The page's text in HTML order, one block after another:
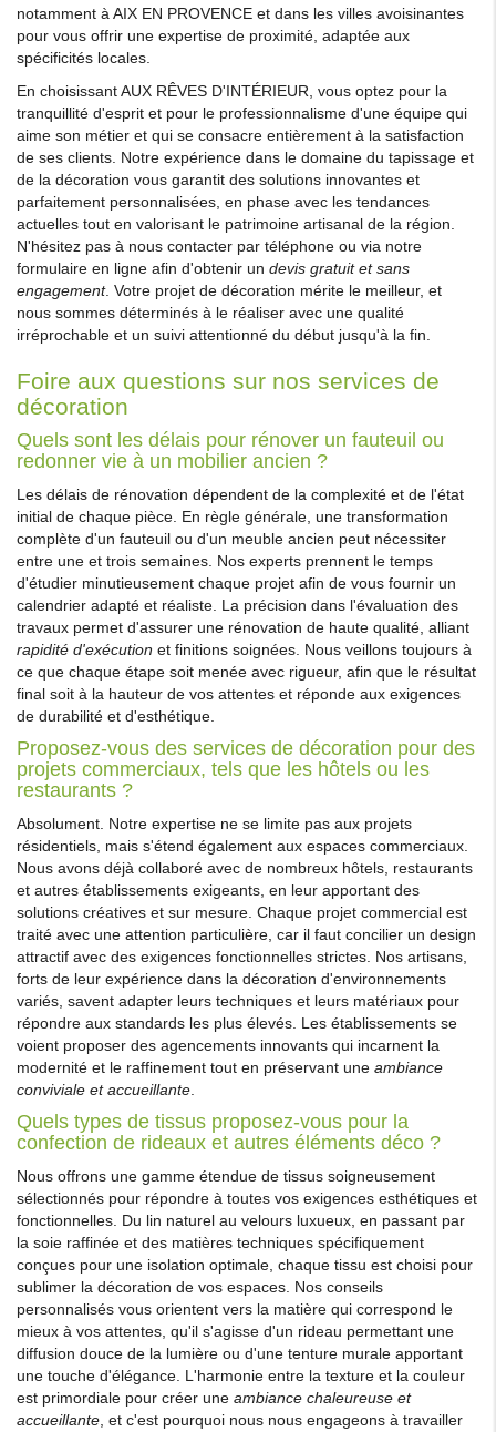
notamment à AIX EN PROVENCE et dans les villes avoisinantes
pour vous offrir une expertise de proximité, adaptée aux
spécificités locales.
En choisissant AUX RÊVES D'INTÉRIEUR, vous optez pour la
tranquillité d'esprit et pour le professionnalisme d'une équipe qui
aime son métier et qui se consacre entièrement à la satisfaction
de ses clients. Notre expérience dans le domaine du tapissage et
de la décoration vous garantit des solutions innovantes et
parfaitement personnalisées, en phase avec les tendances
actuelles tout en valorisant le patrimoine artisanal de la région.
N'hésitez pas à nous contacter par téléphone ou via notre
formulaire en ligne afin d'obtenir un devis gratuit et sans
engagement. Votre projet de décoration mérite le meilleur, et
nous sommes déterminés à le réaliser avec une qualité
irréprochable et un suivi attentionné du début jusqu'à la fin.
Foire aux questions sur nos services de
décoration
Quels sont les délais pour rénover un fauteuil ou
redonner vie à un mobilier ancien ?
Les délais de rénovation dépendent de la complexité et de l'état
initial de chaque pièce. En règle générale, une transformation
complète d'un fauteuil ou d'un meuble ancien peut nécessiter
entre une et trois semaines. Nos experts prennent le temps
d'étudier minutieusement chaque projet afin de vous fournir un
calendrier adapté et réaliste. La précision dans l'évaluation des
travaux permet d'assurer une rénovation de haute qualité, alliant
rapidité d'exécution et finitions soignées. Nous veillons toujours à
ce que chaque étape soit menée avec rigueur, afin que le résultat
final soit à la hauteur de vos attentes et réponde aux exigences
de durabilité et d'esthétique.
Proposez-vous des services de décoration pour des
projets commerciaux, tels que les hôtels ou les
restaurants ?
Absolument. Notre expertise ne se limite pas aux projets
résidentiels, mais s'étend également aux espaces commerciaux.
Nous avons déjà collaboré avec de nombreux hôtels, restaurants
et autres établissements exigeants, en leur apportant des
solutions créatives et sur mesure. Chaque projet commercial est
traité avec une attention particulière, car il faut concilier un design
attractif avec des exigences fonctionnelles strictes. Nos artisans,
forts de leur expérience dans la décoration d'environnements
variés, savent adapter leurs techniques et leurs matériaux pour
répondre aux standards les plus élevés. Les établissements se
voient proposer des agencements innovants qui incarnent la
modernité et le raffinement tout en préservant une ambiance
conviviale et accueillante.
Quels types de tissus proposez-vous pour la
confection de rideaux et autres éléments déco ?
Nous offrons une gamme étendue de tissus soigneusement
sélectionnés pour répondre à toutes vos exigences esthétiques et
fonctionnelles. Du lin naturel au velours luxueux, en passant par
la soie raffinée et des matières techniques spécifiquement
conçues pour une isolation optimale, chaque tissu est choisi pour
sublimer la décoration de vos espaces. Nos conseils
personnalisés vous orientent vers la matière qui correspond le
mieux à vos attentes, qu'il s'agisse d'un rideau permettant une
diffusion douce de la lumière ou d'une tenture murale apportant
une touche d'élégance. L'harmonie entre la texture et la couleur
est primordiale pour créer une ambiance chaleureuse et
accueillante, et c'est pourquoi nous nous engageons à travailler